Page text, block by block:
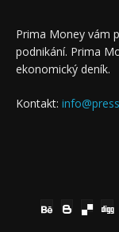
Prima Money vám
podnikání. Prima
ekonomický deník.
Kontakt: